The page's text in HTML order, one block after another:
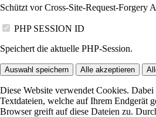
Schützt vor Cross-Site-Request-Forgery
PHP SESSION ID
Speichert die aktuelle PHP-Session.
Auswahl speichern Alle akzeptieren
Diese Website verwendet Cookies.
Textdateien, welche auf Ihrem Endgerät
Browser greift auf diese Dateien zu.